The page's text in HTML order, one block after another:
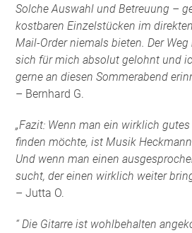
Solche Auswahl und Betreuung –
kostbaren Einzelstücken im
Mail-Order niemals bieten. Der
sich für mich absolut gelohnt und
gerne an diesen Sommerabend
– Bernhard G.
„Fazit: Wenn man ein wirklich
finden möchte, ist Musik
Und wenn man einen
sucht, der einen wirklich weiter
– Jutta O.
“ Die Gitarre ist wohlbehalten